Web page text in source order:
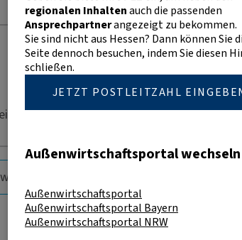
nur in englischer Sprache vorliegen.
regionalen Inhaltenauch die passenden
Ansprechpartnerangezeigt zu bekommen.
Sie sind nicht aus Hessen? Dann können Sie
Seite dennoch besuchen, indem Sie diesen
schließen.
JETZT POSTLEITZAHL
Außenwirtschaftsportal wechseln
Außenwirtschaftsportal
Außenwirtschaftsportal Bayern
Außenwirtschaftsportal NRW